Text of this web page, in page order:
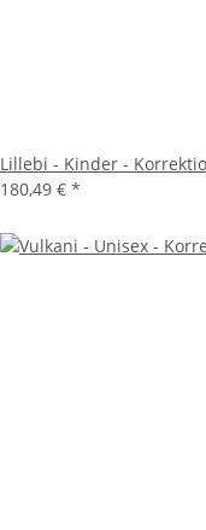
Lillebi - Kinder -
180,49 € *